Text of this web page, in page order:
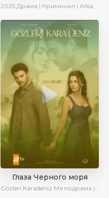
2025 Драма | Криминал | AlisaDirilis | Новинки | Сериалы 2025
Глаза Черного моря
Gözleri Karadeniz Мелодрама | Драма | Новинки | Сериалы 2025